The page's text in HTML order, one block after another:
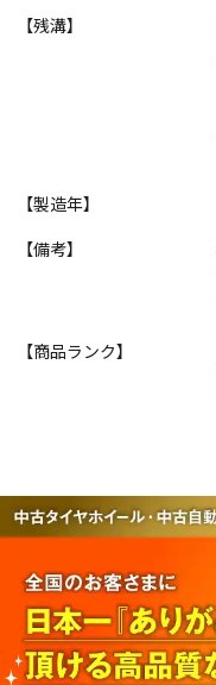
【残溝】
【製造年】
【備考】
【商品ランク】